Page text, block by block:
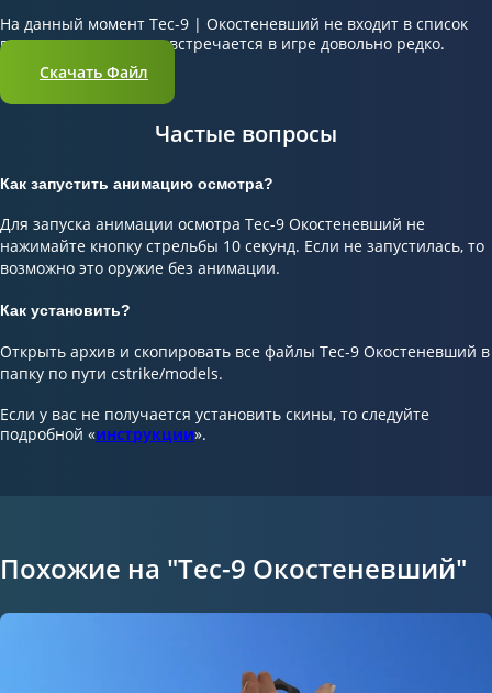
На данный момент Tec-9 | Окостеневший не входит в список
популярных скинов и встречается в игре довольно редко.
Скачать Файл
Частые вопросы
Как запустить анимацию осмотра?
Для запуска анимации осмотра Tec-9 Окостеневший не
нажимайте кнопку стрельбы 10 секунд. Если не запустилась, то
возможно это оружие без анимации.
Как установить?
Открыть архив и скопировать все файлы Tec-9 Окостеневший в
папку по пути cstrike/models.
Если у вас не получается установить скины, то следуйте
подробной «инструкции».
Похожие на "Tec-9 Окостеневший"